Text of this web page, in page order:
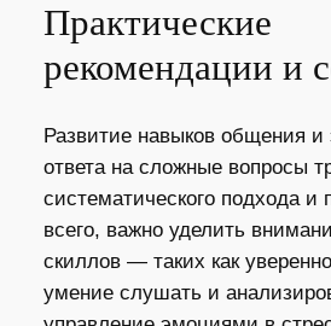
Практические
рекомендации и
Развитие навыков общения и
ответа на сложные вопросы
систематического подхода и
всего, важно уделить
скиллов — таких как
умение слушать и